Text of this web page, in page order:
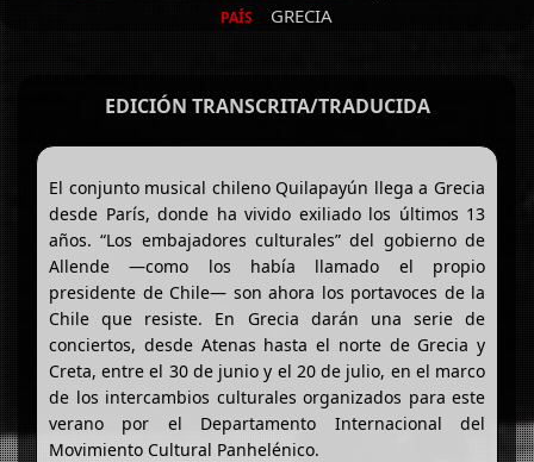
PAÍS GRECIA
EDICIÓN TRANSCRITA/TRADUCIDA
El conjunto musical chileno Quilapayún llega a Grecia
desde París, donde ha vivido exiliado los últimos 13
años. “Los embajadores culturales” del gobierno de
Allende —como los había llamado el propio
presidente de Chile— son ahora los portavoces de la
Chile que resiste. En Grecia darán una serie de
conciertos, desde Atenas hasta el norte de Grecia y
Creta, entre el 30 de junio y el 20 de julio, en el marco
de los intercambios culturales organizados para este
verano por el Departamento Internacional del
Movimiento Cultural Panhelénico.